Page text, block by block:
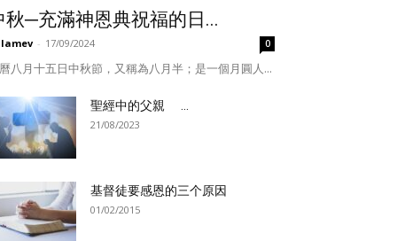
秋─充滿神恩典祝福的日...
- 17/09/2024 0
八月十五日中秋節，又稱為八月半；是一個月圓人...
聖經中的父親 ...
21/08/2023
基督徒要感恩的三个原因
01/02/2015